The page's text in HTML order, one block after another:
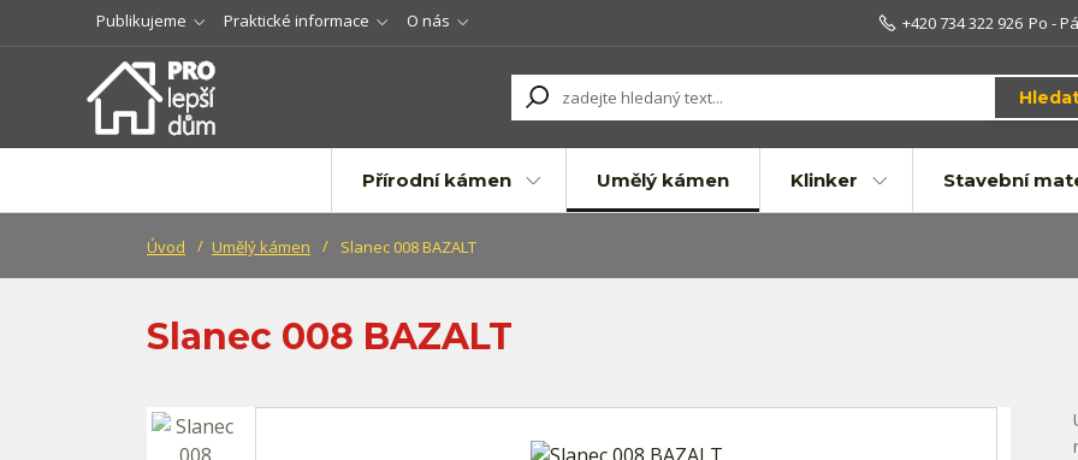
Publikujeme Praktické informace O nás +420 734 322 926 Po -
Přírodní kámen Umělý kámen Klinker Stavební
Úvod Umělý kámen Slanec 008 BAZALT
Slanec 008 BAZALT